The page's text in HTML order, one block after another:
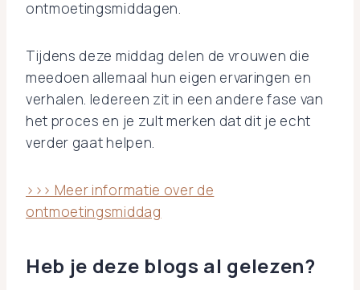
ontmoetingsmiddagen.
Tijdens deze middag delen de vrouwen die
meedoen allemaal hun eigen ervaringen en
verhalen. Iedereen zit in een andere fase van
het proces en je zult merken dat dit je echt
verder gaat helpen.
>>> Meer informatie over de
ontmoetingsmiddag
Heb je deze blogs al gelezen?